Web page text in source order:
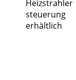
Heizstrahler
steuerung
erhältlich